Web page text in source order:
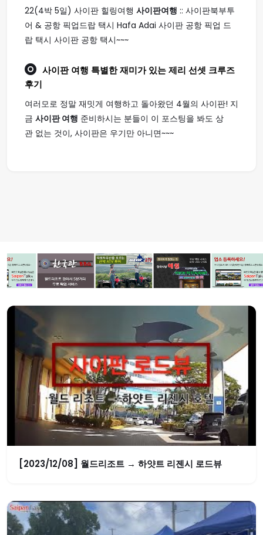
22(4박 5일) 사이판 힐링여행 사이판여행 :: 사이판북부투
어 & 공항 픽업드랍 택시 Hafa Adai 사이판 공항 픽업 드
랍 택시 사이판 공항 택시~~~
사이판 여행 특별한 재미가 있는 제리 선셋 크루즈
후기
여러모로 정말 재밋게 여행하고 돌아왔던 4월의 사이판! 지
금 사이판 여행 준비하시는 분들이 이 포스팅을 봐도 상
관 없는 것이, 사이판은 우기만 아니면~~~
[2023/12/08] 월드리조트 → 하얏트 리젠시 로드뷰